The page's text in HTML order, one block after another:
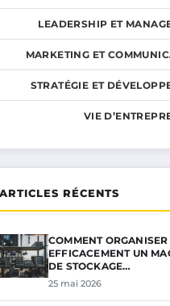
LEADERSHIP ET
MARKETING ET
STRATÉGIE ET
VIE
ARTICLES RÉCENTS
COMMENT ORGANISER
EFFICACEMENT UN
DE STOCKAGE…
25 mai 2026